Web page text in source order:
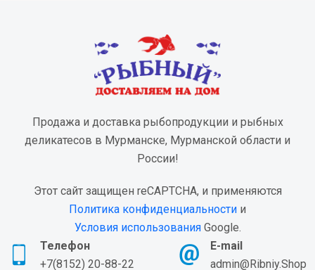
Продажа и доставка рыбопродукции и рыбных
деликатесов в Мурманске, Мурманской области и
России!
Этот сайт защищен reCAPTCHA, и применяются
Политика конфиденциальности и
Условия использованияGoogle.
Телефон
+7(8152) 20-88-22
E-mail
admin@Ribniy.Shop